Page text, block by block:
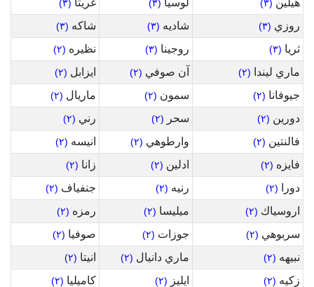
هيلين (٣) لوسيا (٣) غريتا (٣)
روزي (٣) شاديه (٣) شاكه (٣)
ثريا (٣) روجينا (٣) نظيره (٢)
ماري ليندا (٢) آن صوفي (٢) ايزابل (٢)
جيوفانا (٢) سمون (٢) ماريال (٢)
دورين (٢) سحر (٢) رني (٢)
فالنتين (٢) وارطوهي (٢) انيسه (٢)
فايزه (٢) ادلين (٢) زانا (٢)
دورا (٢) رنيه (٢) جنفياف (٢)
اروسياك (٢) ميليسا (٢) رمزه (٢)
سربوهي (٢) جوزات (٢) صوفيا (٢)
نبيهه (٢) ماري دانيال (٢) انيتا (٢)
زكيه (٢) ايليز (٢) كاميليا (٢)